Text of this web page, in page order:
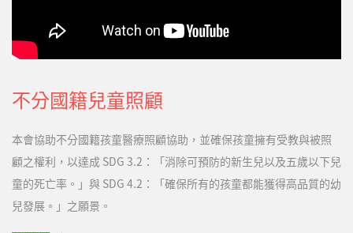
不分國籍兒童照顧
本會協助不分國籍孩童醫療照顧協助，並確保孩童擁有受教與被照
顧之權利，以達成 SDG 3.2：「消除可預防的新生兒以及五歲以下兒
童的死亡率。」與 SDG 4.2：「確保所有的孩童都能獲得高品質的幼
兒發展。」之願景。